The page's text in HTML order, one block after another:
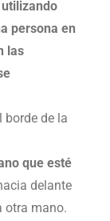
persona en
las
de la
que esté
delante
otra mano.